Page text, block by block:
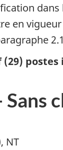
dans
en
postes
Sans
NT